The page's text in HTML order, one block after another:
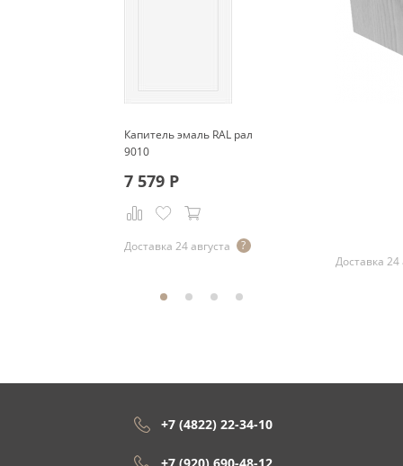
Капитель эмаль RAL рал
9010
7 579Р
Доставка 24 августа
Доставка 24
+7 (4822) 22-34-10